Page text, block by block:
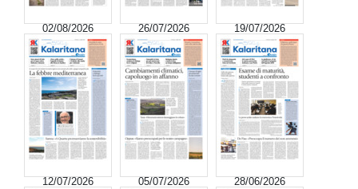
02/08/2026 26/07/2026 19/07/2026
12/07/2026 05/07/2026 28/06/2026